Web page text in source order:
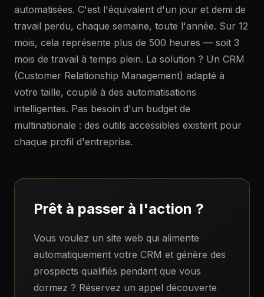
automatisées. C'est l'équivalent d'un jour et demi de
travail perdu, chaque semaine, toute l'année. Sur 12
mois, cela représente plus de 500 heures — soit 3
mois de travail à temps plein. La solution ? Un CRM
(Customer Relationship Management) adapté à
votre taille, couplé à des automatisations
intelligentes. Pas besoin d'un budget de
multinationale : des outils accessibles existent pour
chaque profil d'entreprise.
Prêt à passer à l'action ?
Vous voulez un site web qui alimente
automatiquement votre CRM et génère des
prospects qualifiés pendant que vous
dormez ? Réservez un appel découverte